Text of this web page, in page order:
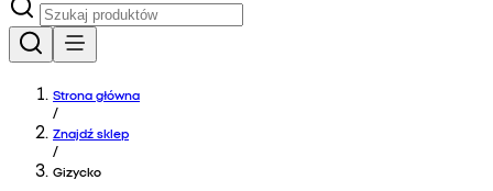
Strona główna
/
Znajdź sklep
/
Gizycko